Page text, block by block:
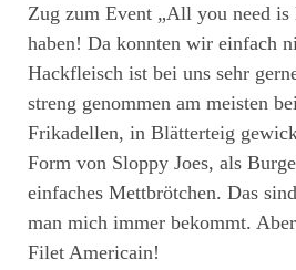
Zug zum Event „All you need is
haben! Da konnten wir einfach
Hackfleisch ist bei uns sehr
streng genommen am meisten
Frikadellen, in Blätterteig
Form von Sloppy Joes, als
einfaches Mettbrötchen. Das
man mich immer bekommt.
Filet Americain!